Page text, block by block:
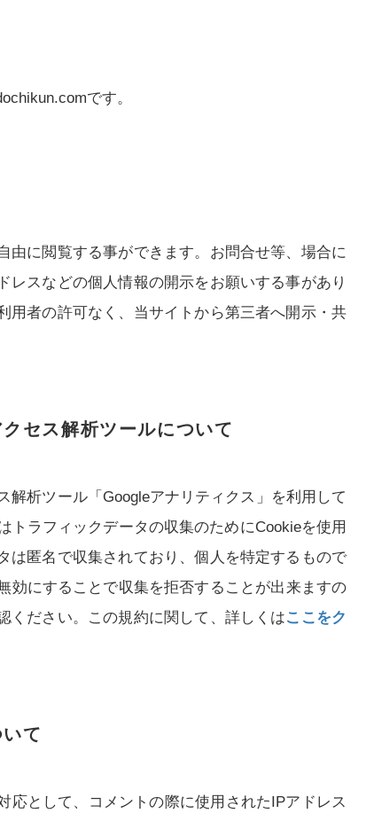
です。
由に閲覧する事ができます。お問合せ等、場合に
レスなどの個人情報の開示をお願いする事があり
用者の許可なく、当サイトから第三者へ開示・共
セス解析ツールについて
解析ツール「Googleアナリティクス」を利用して
トラフィックデータの収集のためにCookieを使用
は匿名で収集されており、個人を特定するもので
効にすることで収集を拒否することが出来ますの
ください。この規約に関して、詳しくはここをク
て
応として、コメントの際に使用されたIPアドレス